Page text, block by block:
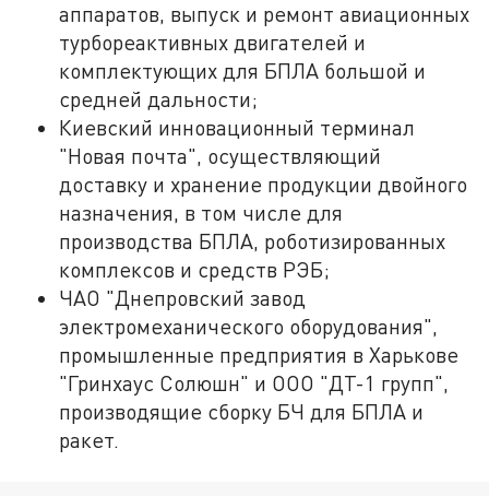
аппаратов, выпуск и ремонт авиационных
турбореактивных двигателей и
комплектующих для БПЛА большой и
средней дальности;
Киевский инновационный терминал
"Новая почта", осуществляющий
доставку и хранение продукции двойного
назначения, в том числе для
производства БПЛА, роботизированных
комплексов и средств РЭБ;
ЧАО "Днепровский завод
электромеханического оборудования",
промышленные предприятия в Харькове
"Гринхаус Солюшн" и ООО "ДТ-1 групп",
производящие сборку БЧ для БПЛА и
ракет.